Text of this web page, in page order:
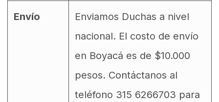
Envío
Enviamos Duchas a nivel
nacional. El costo de envío
en Boyacá es de $10.000
pesos. Contáctanos al
teléfono 315 6266703 para